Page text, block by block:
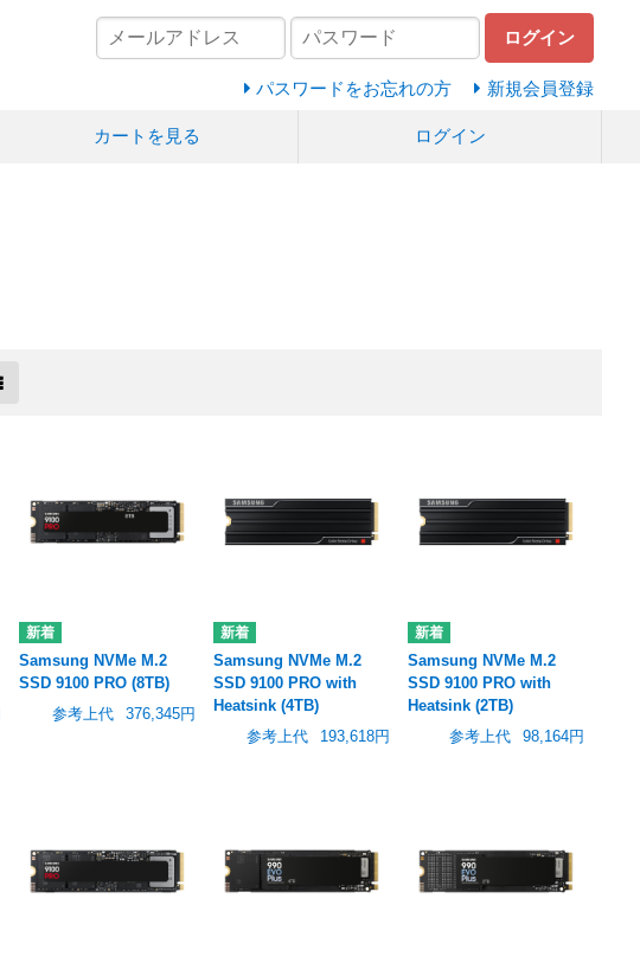
ログイン
パスワードをお忘れの方 新規会員登録
カートを見る ログイン
Samsung NVMe M.2
SSD 9100 PRO (8TB)
参考上代
376,345円
Samsung NVMe M.2
SSD 9100 PRO with
Heatsink (4TB)
参考上代
193,618円
Samsung NVMe M.2
SSD 9100 PRO with
Heatsink (2TB)
参考上代
98,164円